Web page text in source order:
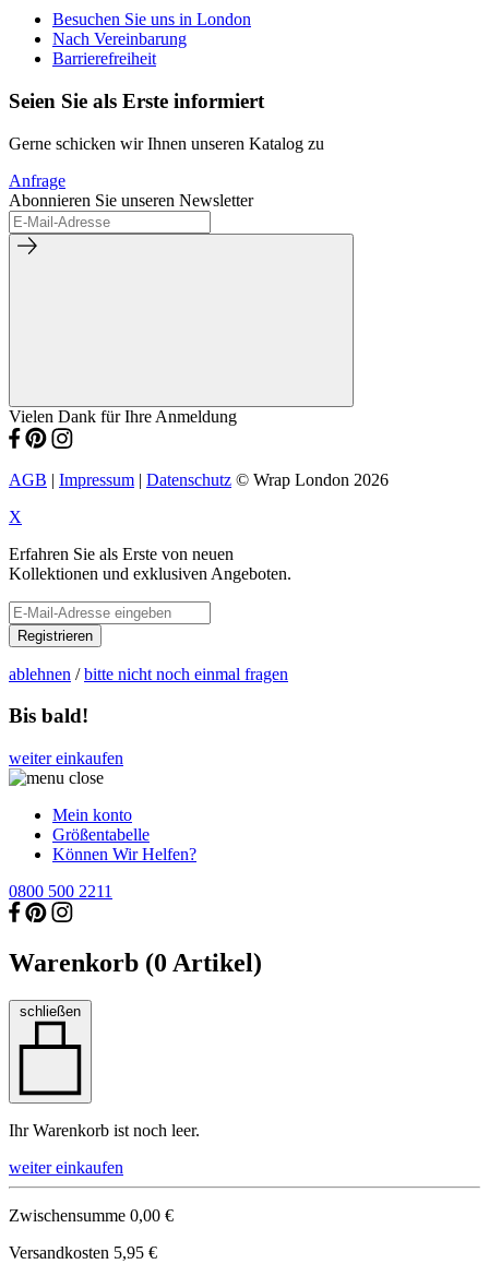
Besuchen Sie uns in London
Nach Vereinbarung
Barrierefreiheit
Seien Sie als Erste informiert
Gerne schicken wir Ihnen unseren Katalog zu
Anfrage
Abonnieren Sie unseren Newsletter
Vielen Dank für Ihre Anmeldung
AGB | Impressum | Datenschutz © Wrap London 2026
X
Erfahren Sie als Erste von neuen
Kollektionen und exklusiven Angeboten.
Registrieren
ablehnen /bitte nicht noch einmal fragen
Bis bald!
weiter einkaufen
Mein konto
Größentabelle
Können Wir Helfen?
0800 500 2211
Warenkorb (0 Artikel)
schließen
Ihr Warenkorb ist noch leer.
weiter einkaufen
Zwischensumme 0,00 €
Versandkosten 5,95 €